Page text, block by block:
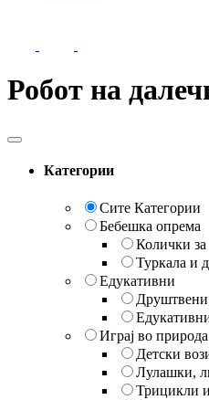
Робот на
Категории
Сите Категории
Бебешка опрема
Колички
Туркала и
Едукативни
Играј во природа
Детски
Лулашки,
Трицикли